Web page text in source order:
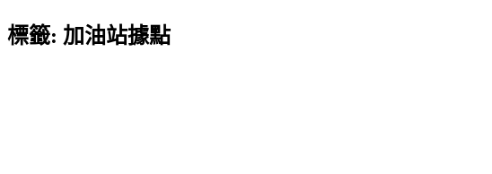
標籤: 加油站據點